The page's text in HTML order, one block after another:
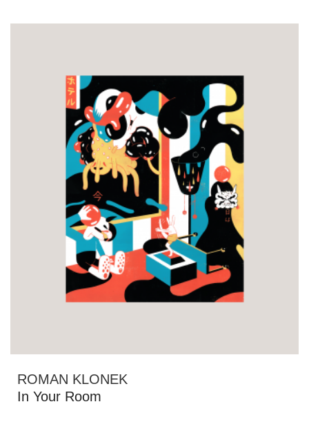
ROMAN KLONEK
In Your Room